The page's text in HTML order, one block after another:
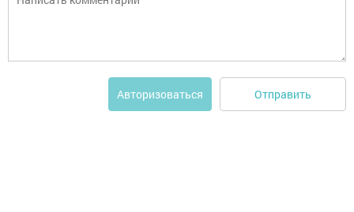
Авторизоваться Отправить